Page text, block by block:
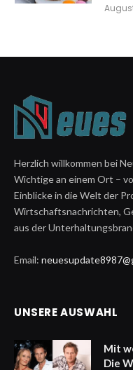
Herzlich willkommen bei
Wichtige an einem Ort –
Einblicke in die Welt der
Wirtschaftsnachrichten,
aus der
Email:
UNSERE AUSWAHL
Mit
Die